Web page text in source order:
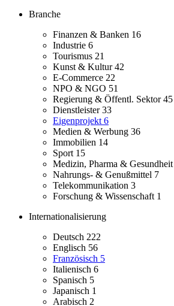
Branche
Finanzen & Banken 16
Industrie 6
Tourismus 21
Kunst & Kultur42
E-Commerce 22
NPO & NGO 51
Regierung & Öffentl. Sektor45
Dienstleister33
Eigenprojekt 6
Medien & Werbung 36
Immobilien 14
Sport 15
Medizin, Pharma & Gesundheit
Nahrungs- & Genußmittel 7
Telekommunikation 3
Forschung & Wissenschaft 1
Internationalisierung
Deutsch 222
Englisch 56
Französisch 5
Italienisch 6
Spanisch 5
Japanisch 1
Arabisch 2